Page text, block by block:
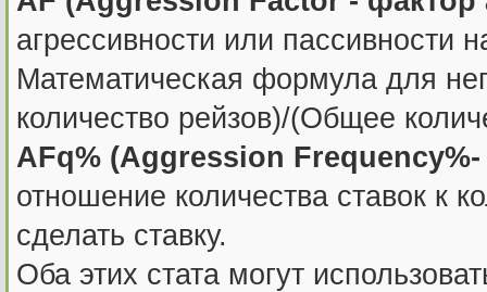
агрессивности или пассивности
Математическая формула для
количество рейзов)/(Общее
AFq% (Aggression Frequency%-
отношение количества ставок к
сделать ставку.
Оба этих стата могут